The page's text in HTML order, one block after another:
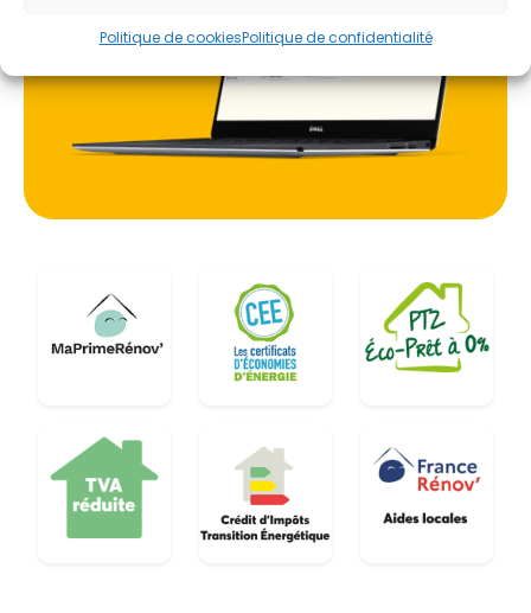
Politique de cookiesPolitique de confidentialité
sans dénaturer le caractère normand de la